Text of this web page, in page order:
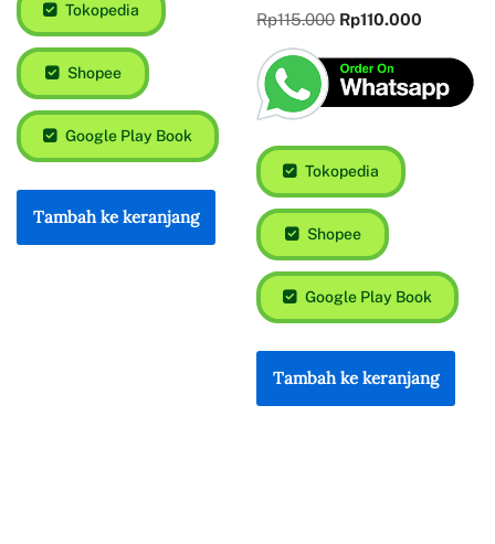
Tokopedia
Shopee
Google Play Book
Tambah ke keranjang
Rp115.000 Rp110.000
Tokopedia
Shopee
Google Play Book
Tambah ke keranjang